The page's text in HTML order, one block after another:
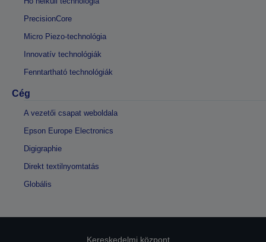
PrecisionCore
Micro Piezo-technológia
Innovatív technológiák
Fenntartható technológiák
Cég
A vezetői csapat weboldala
Epson Europe Electronics
Digigraphie
Direkt textilnyomtatás
Globális
Kereskedelmi központ